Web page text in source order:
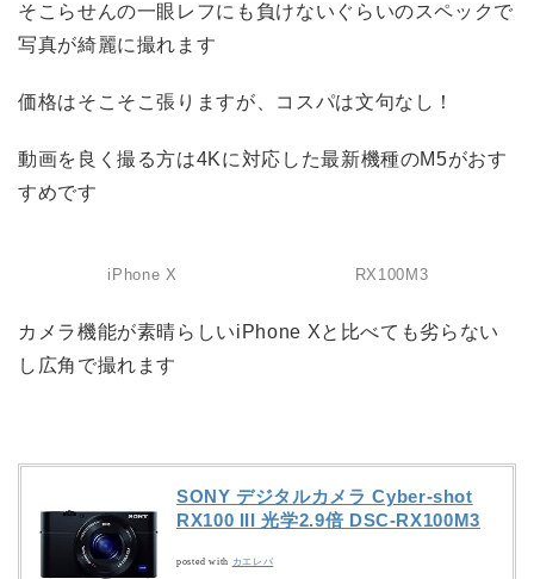
そこらせんの一眼レフにも負けないぐらいのスペックで
写真が綺麗に撮れます
価格はそこそこ張りますが、コスパは文句なし！
動画を良く撮る方は4Kに対応した最新機種のM5がおす
すめです
iPhone X RX100M3
カメラ機能が素晴らしいiPhone Xと比べても劣らない
し広角で撮れます
SONY デジタルカメラ Cyber-shot
RX100 III 光学2.9倍 DSC-RX100M3
posted with カエレバ